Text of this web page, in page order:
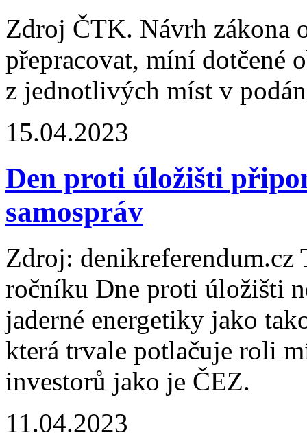
Zdroj ČTK. Návrh zákona
přepracovat, míní dotčené
z jednotlivých míst v
15.04.2023
Den proti úložišti
samospráv
Zdroj: denikreferendum.cz
ročníku Dne proti úložišti
jaderné energetiky jako
která trvale potlačuje roli
investorů jako je ČEZ.
11.04.2023